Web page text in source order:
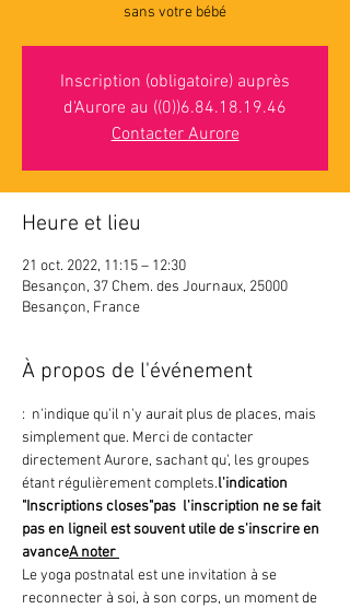
sans votre bébé
Inscription (obligatoire) auprès
d'Aurore au ((0))6.84.18.19.46
Contacter Aurore
Heure et lieu
21 oct. 2022, 11:15 – 12:30
Besançon, 37 Chem. des Journaux, 25000
Besançon, France
À propos de l'événement
: n'indique qu'il n'y aurait plus de places, mais
simplement que. Merci de contacter
directement Aurore, sachant qu', les groupes
étant régulièrement complets.l'indication
"Inscriptions closes"pas l'inscription ne se fait
pas en ligneil est souvent utile de s'inscrire en
avanceA noter
Le yoga postnatal est une invitation à se
reconnecter à soi, à son corps, un moment de